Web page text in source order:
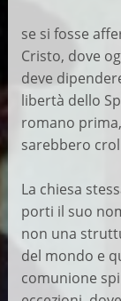
se si fosse
Cristo, dove
deve
libertà dello
romano
sarebbero
La chiesa
porti il suo
non una
del mondo e
comunione